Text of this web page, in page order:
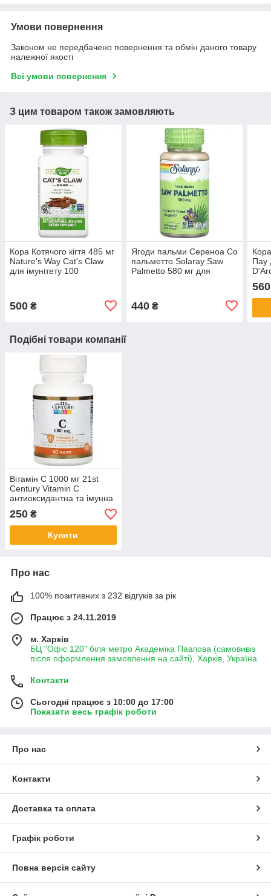
Умови повернення
Законом не передбачено повернення та обмін даного товару
належної якості
Всі умови повернення
З цим товаром також замовляють
Кора Котячого кігтя 485 мг
Nature's Way Cat's Claw
для імунітету 100
500 ₴
Ягоди пальми Сереноа Со
пальметто Solaray Saw
Palmetto 580 мг для
440₴
Пау
560
Подібні товари компанії
Вітамін С 1000 мг 21st
Century Vitamin C
антиоксидантна та імунна
підтримка 60 таблеток
250 ₴
Купити
Про нас
100% позитивних з 232 відгуків за рік
Працює з 24.11.2019
м. Харків
БЦ "Офіс 120" біля метро Академіка Павлова (самовивіз
після оформлення замовлення на сайті), Харків, Україна
Контакти
Сьогодні працює з 10:00 до 17:00
Показати весь графік роботи
Про нас
Контакти
Доставка та оплата
Графік роботи
Повна версія сайту